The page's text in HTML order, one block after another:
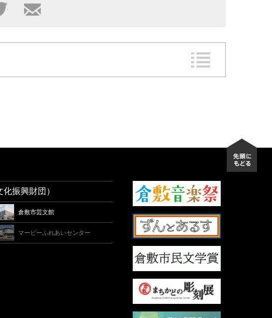
Twitter メール
振興財団）
倉敷市芸文館
マービーふれあいセンター